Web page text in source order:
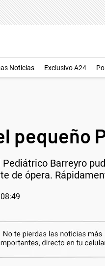
Noticias Exclusivo A24
pequeño
Barreyro
de ópera.